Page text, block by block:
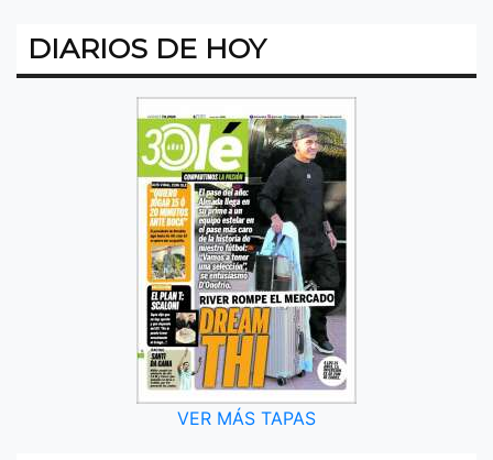
DIARIOS DE HOY
VER MÁS TAPAS